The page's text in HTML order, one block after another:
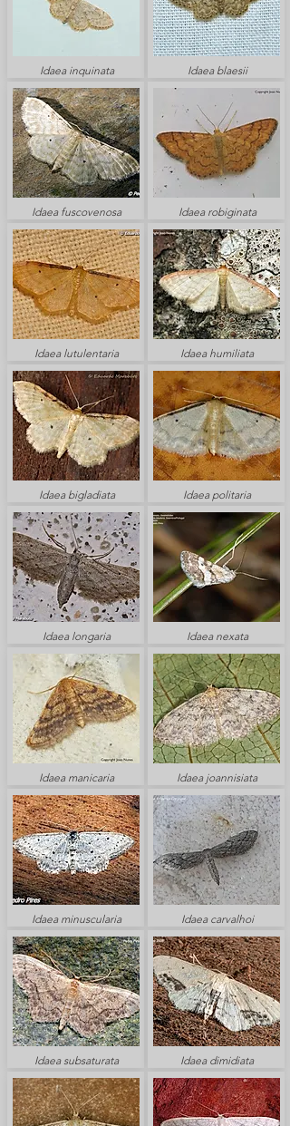
Idaea inquinata
Idaea fuscovenosa
Idaea lutulentaria
Idaea bigladiata
Idaea longaria
Idaea manicaria
Idaea minuscularia
Idaea subsaturata
Idaea blaesii
Idaea robiginata
Idaea humiliata
Idaea politaria
Idaea nexata
Idaea joannisiata
Idaea carvalhoi
Idaea dimidiata